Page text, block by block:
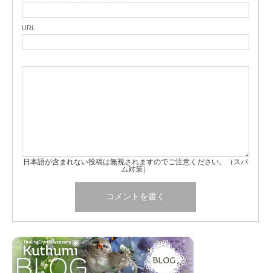
URL
日本語が含まれない投稿は無視されますのでご注意ください。（スパ
ム対策）